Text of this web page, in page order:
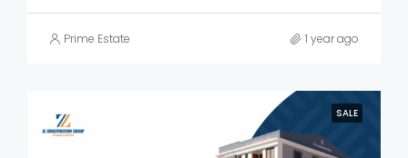
Prime Estate 1 year ago
SALE